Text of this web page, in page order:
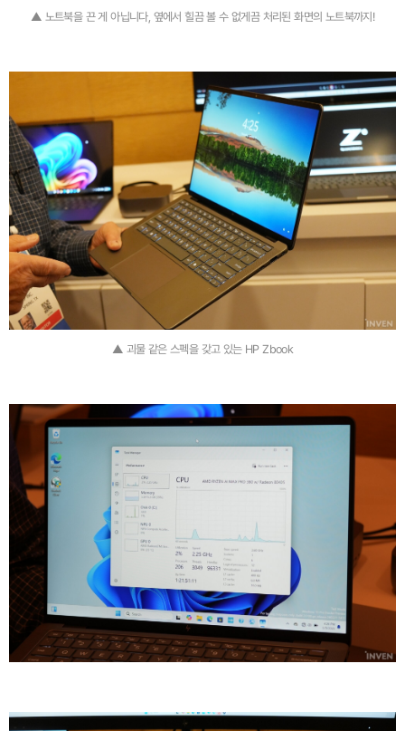
▲ 노트북을 끈 게 아닙니다, 옆에서 힐끔 볼 수 없게끔 처리된 화면의 노트북까지!
▲ 괴물 같은 스펙을 갖고 있는 HP Zbook